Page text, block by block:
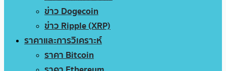
ข่าว Dogecoin
ข่าว Ripple (XRP)
ราคาและการวิเคราะห์
ราคา Bitcoin